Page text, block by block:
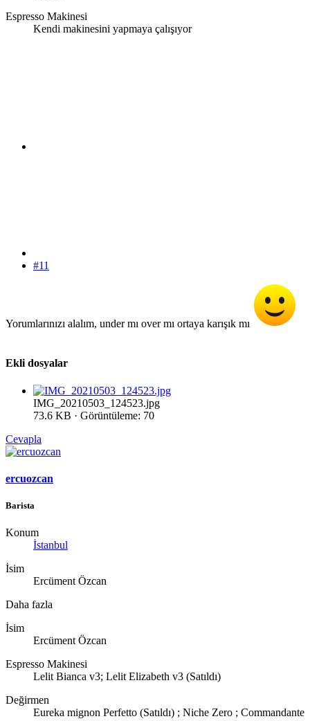
Espresso Makinesi
Kendi makinesini yapmaya çalışıyor
#11
Yorumlarınızı alalım, under mı over mı ortaya karışık mı
Ekli dosyalar
IMG_20210503_124523.jpg
73.6 KB · Görüntüleme: 70
Cevapla
ercuozcan
Barista
Konum
İstanbul
İsim
Ercüment Özcan
Daha fazla
İsim
Ercüment Özcan
Espresso Makinesi
Lelit Bianca v3; Lelit Elizabeth v3 (Satıldı)
Değirmen
Eureka mignon Perfetto (Satıldı) ; Niche Zero ; Commandante